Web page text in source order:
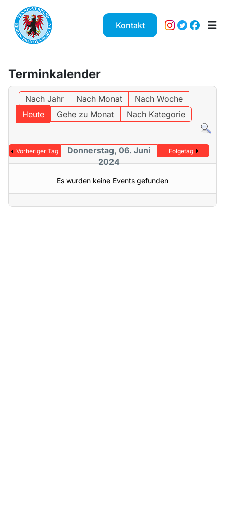
Kontakt
Terminkalender
Nach Jahr Nach Monat
Nach Woche
Heute
Gehe zu Monat Nach Kategorie
Vorheriger Tag
Donnerstag, 06. Juni
2024
Folgetag
Es wurden keine Events gefunden